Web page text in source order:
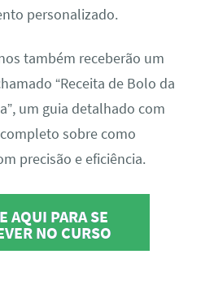
personalizado.
também receberão um
“Receita de Bolo da
um guia detalhado com
sobre como
precisão e eficiência.
AQUI PARA SE
NO CURSO